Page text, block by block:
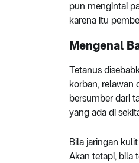
pun mengintai
karena itu
Mengenal
Tetanus
korban, relawan
bersumber dari
yang ada di
Bila jaringan
Akan tetapi, bila